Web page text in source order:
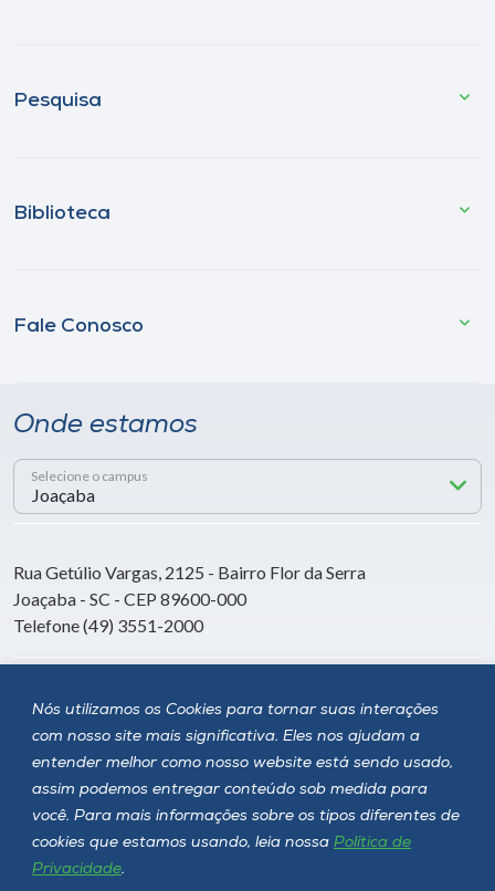
Nós utilizamos os Cookies para tornar suas interações
com nosso site mais significativa. Eles nos ajudam a
entender melhor como nosso website está sendo usado,
assim podemos entregar conteúdo sob medida para
você. Para mais informações sobre os tipos diferentes de
cookies que estamos usando, leia nossa Política de
Privacidade.
Pesquisa
Biblioteca
Fale Conosco
Onde estamos
Selecione o campus
Rua Getúlio Vargas, 2125 - Bairro Flor da Serra
Joaçaba - SC - CEP 89600-000
Telefone (49) 3551-2000
Siga a Unoesc